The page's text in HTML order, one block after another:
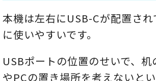
本機は左右にUSB-Cが配置され
に使いやすいです。
USBポートの位置のせいで、机
やPCの置き場所を考えないと